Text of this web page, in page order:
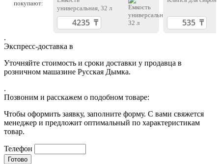
покупают:
универсальная, 32 л
.
Экспресс-доставка в
Уточняйте стоимость и сроки доставки у продавца в
розничном машазине Русская Дымка.
.
Позвоним и расскажем о подобном товаре:
Чтобы оформить заявку, заполните форму. С вами свяжется
менеджер и предложит оптимальный по характеристикам
товар.
Телефон